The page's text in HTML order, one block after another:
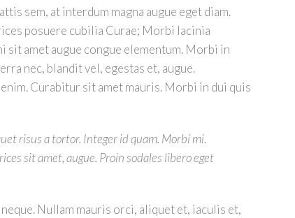
sem, at interdum magna augue eget diam.
posuere cubilia Curae; Morbi lacinia
sit amet augue congue elementum. Morbi in
nec, blandit vel, egestas et, augue.
Curabitur sit amet mauris. Morbi in dui quis
risus a tortor. Integer id quam. Morbi mi.
sit amet, augue. Proin sodales libero eget
Nullam mauris orci, aliquet et, iaculis et,